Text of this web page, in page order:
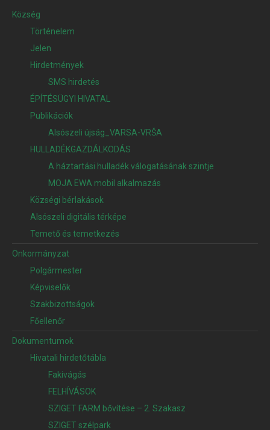
Község
Történelem
Jelen
Hirdetmények
SMS hirdetés
ÉPÍTÉSÜGYI HIVATAL
Publikációk
Alsószeli újság_VARSA-VRŠA
HULLADÉKGAZDÁLKODÁS
A háztartási hulladék válogatásának szintje
MOJA EWA mobil alkalmazás
Községi bérlakások
Alsószeli digitális térképe
Temető és temetkezés
Önkormányzat
Polgármester
Képviselők
Szakbizottságok
Főellenőr
Dokumentumok
Hivatali hirdetőtábla
Fakivágás
FELHÍVÁSOK
SZIGET FARM bővítése – 2. Szakasz
SZIGET szélpark